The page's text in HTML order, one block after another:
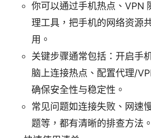
你可以通过手机热点、VPN
理工具，把手机的网络资源
用。
关键步骤通常包括：开启手
脑上连接热点、配置代理/
确保安全性与稳定性。
常见问题如连接失败、网速
题等，都有清晰的排查方法。